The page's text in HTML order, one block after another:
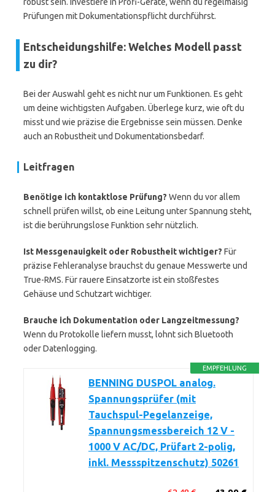
Prüfungen mit Dokumentationspflicht durchführst.
Entscheidungshilfe: Welches Modell passt
zu dir?
Bei der Auswahl geht es nicht nur um Funktionen. Es geht
um deine wichtigsten Aufgaben. Überlege kurz, wie oft du
misst und wie präzise die Ergebnisse sein müssen. Denke
auch an Robustheit und Dokumentationsbedarf.
Leitfragen
Benötige ich kontaktlose Prüfung? Wenn du vor allem
schnell prüfen willst, ob eine Leitung unter Spannung steht,
ist die berührungslose Funktion sehr nützlich.
Ist Messgenauigkeit oder Robustheit wichtiger? Für
präzise Fehleranalyse brauchst du genaue Messwerte und
True-RMS. Für rauere Einsatzorte ist ein stoßfestes
Gehäuse und Schutzart wichtiger.
Brauche ich Dokumentation oder Langzeitmessung?
Wenn du Protokolle liefern musst, lohnt sich Bluetooth
oder Datenlogging.
EMPFEHLUNG
BENNING DUSPOL analog.
Spannungsprüfer (mit
Tauchspul-Pegelanzeige,
Spannungsmessbereich 12 V -
1000 V AC/DC, Prüfart 2-polig,
inkl. Messspitzenschutz) 50261